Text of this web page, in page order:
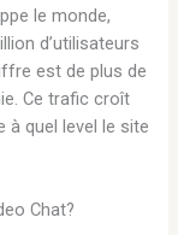
le monde,
d’utilisateurs
est de plus de
Ce trafic croît
à quel level le site
Chat?